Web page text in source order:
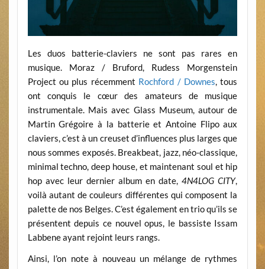
Les duos batterie-claviers ne sont pas rares en
musique. Moraz / Bruford, Rudess Morgenstein
Project ou plus récemment Rochford / Downes, tous
ont conquis le cœur des amateurs de musique
instrumentale. Mais avec Glass Museum, autour de
Martin Grégoire à la batterie et Antoine Flipo aux
claviers, c’est à un creuset d’influences plus larges que
nous sommes exposés. Breakbeat, jazz, néo-classique,
minimal techno, deep house, et maintenant soul et hip
hop avec leur dernier album en date,4N4LOG CITY,
voilà autant de couleurs différentes qui composent la
palette de nos Belges. C’est également en trio qu’ils se
présentent depuis ce nouvel opus, le bassiste Issam
Labbene ayant rejoint leurs rangs.
Ainsi, l’on note à nouveau un mélange de rythmes